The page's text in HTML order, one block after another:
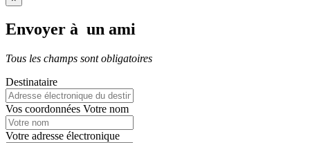
Envoyer à un ami
Tous les champs sont obligatoires
Destinataire
Vos coordonnées Votre nom
Votre adresse électronique